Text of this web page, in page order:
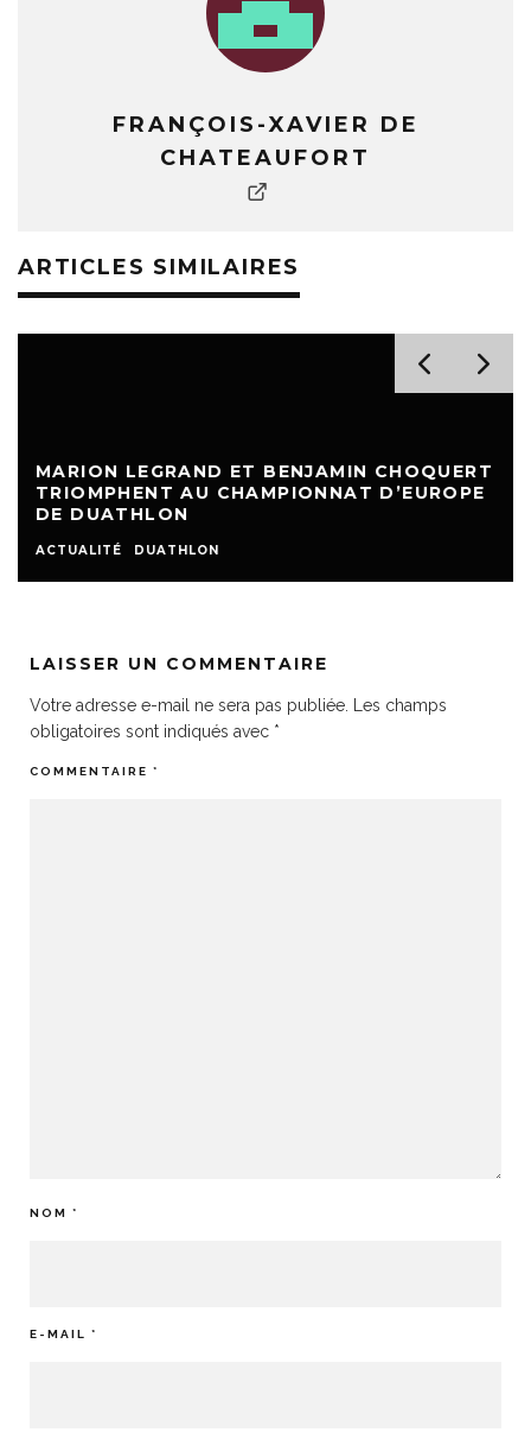
FRANÇOIS-XAVIER DE
CHATEAUFORT
ARTICLES SIMILAIRES
MARION LEGRAND ET BENJAMIN CHOQUERT
TRIOMPHENT AU CHAMPIONNAT D’EUROPE
DE DUATHLON
ACTUALITÉ DUATHLON
LAISSER UN COMMENTAIRE
Votre adresse e-mail ne sera pas publiée.
Les champs
obligatoires sont indiqués avec *
COMMENTAIRE *
NOM *
E-MAIL *